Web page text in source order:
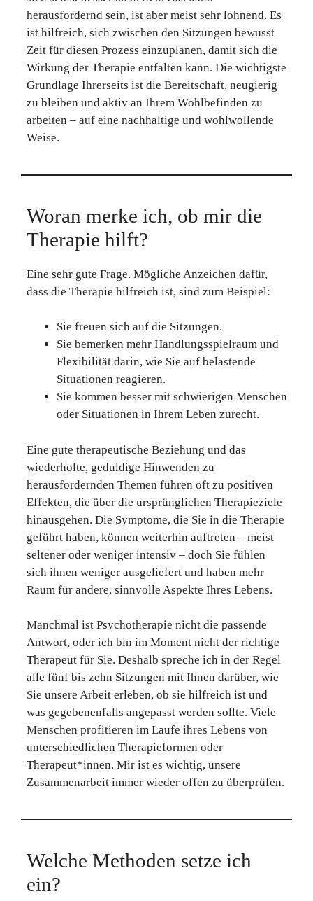
herausfordernd sein, ist aber meist sehr lohnend. Es
ist hilfreich, sich zwischen den Sitzungen bewusst
Zeit für diesen Prozess einzuplanen, damit sich die
Wirkung der Therapie entfalten kann. Die wichtigste
Grundlage Ihrerseits ist die Bereitschaft, neugierig
zu bleiben und aktiv an Ihrem Wohlbefinden zu
arbeiten – auf eine nachhaltige und wohlwollende
Weise.
Woran merke ich, ob mir die
Therapie hilft?
Eine sehr gute Frage. Mögliche Anzeichen dafür,
dass die Therapie hilfreich ist, sind zum Beispiel:
Sie freuen sich auf die Sitzungen.
Sie bemerken mehr Handlungsspielraum und
Flexibilität darin, wie Sie auf belastende
Situationen reagieren.
Sie kommen besser mit schwierigen Menschen
oder Situationen in Ihrem Leben zurecht.
Eine gute therapeutische Beziehung und das
wiederholte, geduldige Hinwenden zu
herausfordernden Themen führen oft zu positiven
Effekten, die über die ursprünglichen Therapieziele
hinausgehen. Die Symptome, die Sie in die Therapie
geführt haben, können weiterhin auftreten – meist
seltener oder weniger intensiv – doch Sie fühlen
sich ihnen weniger ausgeliefert und haben mehr
Raum für andere, sinnvolle Aspekte Ihres Lebens.
Manchmal ist Psychotherapie nicht die passende
Antwort, oder ich bin im Moment nicht der richtige
Therapeut für Sie. Deshalb spreche ich in der Regel
alle fünf bis zehn Sitzungen mit Ihnen darüber, wie
Sie unsere Arbeit erleben, ob sie hilfreich ist und
was gegebenenfalls angepasst werden sollte. Viele
Menschen profitieren im Laufe ihres Lebens von
unterschiedlichen Therapieformen oder
Therapeut*innen. Mir ist es wichtig, unsere
Zusammenarbeit immer wieder offen zu überprüfen.
Welche Methoden setze ich
ein?